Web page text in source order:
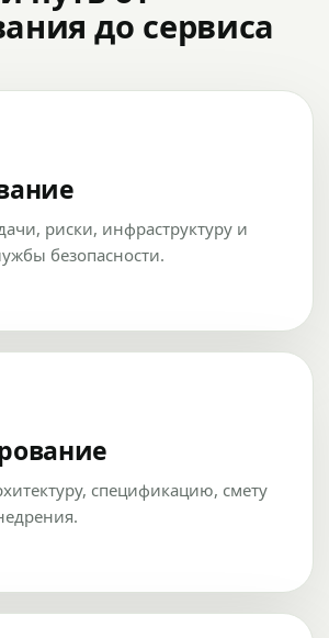
до сервиса
риски, инфраструктуру и
безопасности.
спецификацию, смету